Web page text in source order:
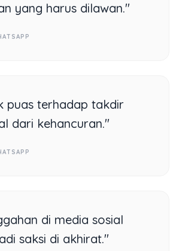
yang harus dilawan."
puas terhadap takdir
dari kehancuran."
di media sosial
saksi di akhirat."